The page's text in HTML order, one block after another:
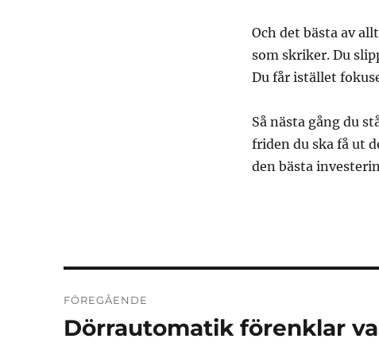
Och det bästa av
som skriker. Du
Du får istället
Så nästa gång du
friden du ska få ut
den bästa
FÖREGÅENDE
Föregående
Dörrautomatik förenklar